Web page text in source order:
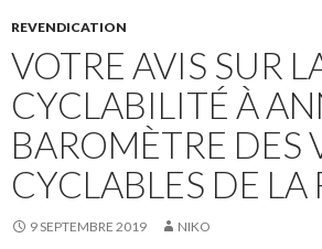
REVENDICATION
VOTRE AVIS SUR
CYCLABILITÉ À
BAROMÈTRE DES
CYCLABLES DE LA
9 SEPTEMBRE 2019 NIKO